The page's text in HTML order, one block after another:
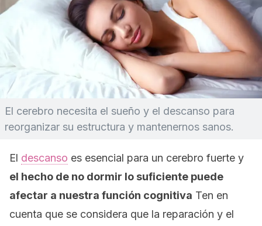
El cerebro necesita el sueño y el descanso para
reorganizar su estructura y mantenernos sanos.
El descanso es esencial para un cerebro fuerte y
el hecho de no dormir lo suficiente puede
afectar a nuestra función cognitiva Ten en
cuenta que se considera que la reparación y el